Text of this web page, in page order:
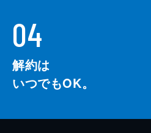
04
解約は
いつでもOK。